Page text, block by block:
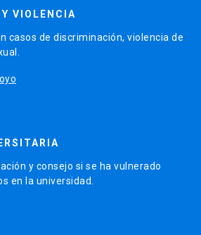
VIOLENCIA
casos de discriminación, violencia de
y consejo si se ha vulnerado
en la universidad.